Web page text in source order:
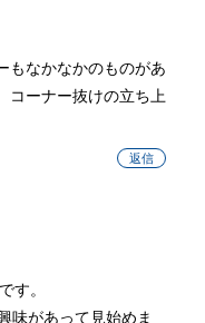
もなかなかのものがあ
コーナー抜けの立ち上
返信
す。
味があって見始めま